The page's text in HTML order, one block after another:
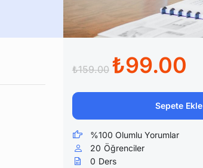
₺159.00 ₺99.00
Sepete Ekle
%100 Olumlu Yorumlar
20 Öğrenciler
0 Ders